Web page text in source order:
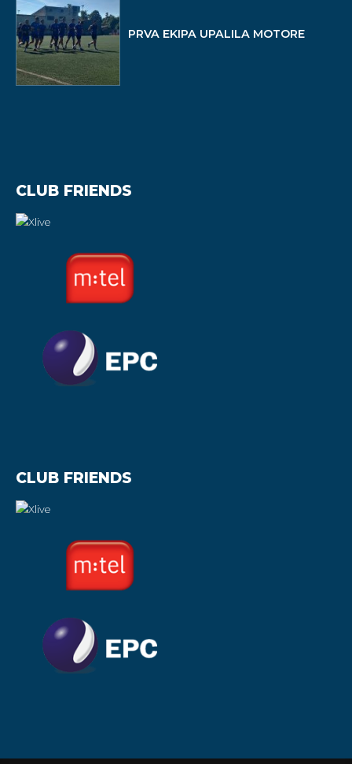
PRVA EKIPA UPALILA MOTORE
CLUB FRIENDS
CLUB FRIENDS